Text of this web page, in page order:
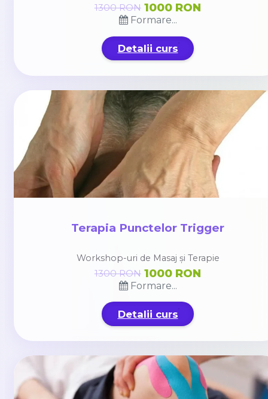
Formare...
1300 RON 1000 RON
Detalii curs
Terapia Punctelor Trigger
Workshop-uri de Masaj și Terapie
Formare...
1300 RON 1000 RON
Detalii curs